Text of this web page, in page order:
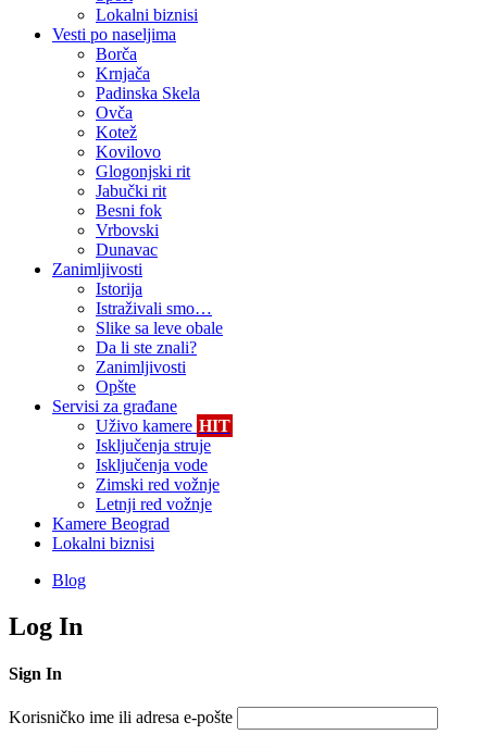
Lokalni biznisi
Vesti po naseljima
Borča
Krnjača
Padinska Skela
Ovča
Kotež
Kovilovo
Glogonjski rit
Jabučki rit
Besni fok
Vrbovski
Dunavac
Zanimljivosti
Istorija
Istraživali smo…
Slike sa leve obale
Da li ste znali?
Zanimljivosti
Opšte
Servisi za građane
Uživo kamere HIT
Isključenja struje
Isključenja vode
Zimski red vožnje
Letnji red vožnje
Kamere Beograd
Lokalni biznisi
Blog
Log In
Sign In
Korisničko ime ili adresa e-pošte